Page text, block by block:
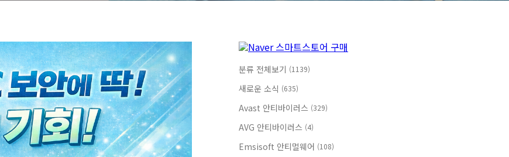
분류 전체보기 (1139)
새로운 소식 (635)
Avast 안티바이러스 (329)
AVG 안티바이러스 (4)
Emsisoft 안티멀웨어 (108)